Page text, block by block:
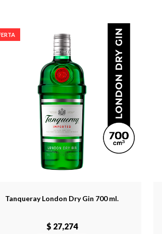
Tanqueray London Dry Gin 700 ml.
$ 27,274